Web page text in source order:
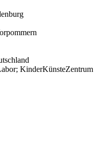
KinderKünsteZentrum